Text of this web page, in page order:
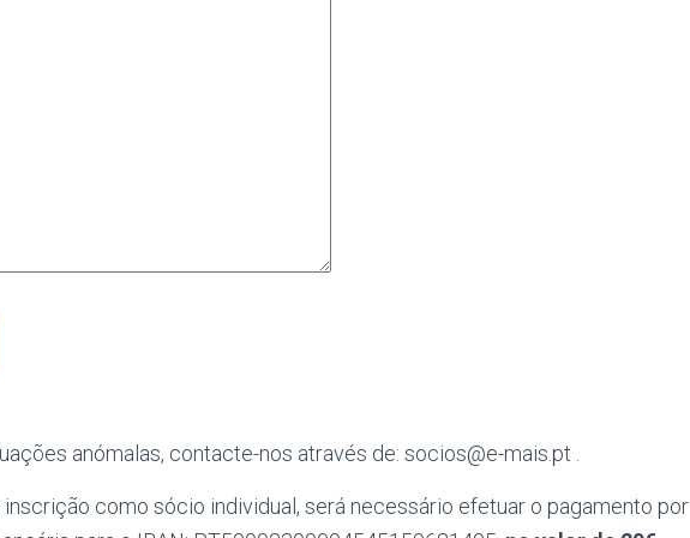
anómalas, contacte-nos através de: socios@e-mais.pt .
inscrição como sócio individual, será necessário efetuar o pagamento por